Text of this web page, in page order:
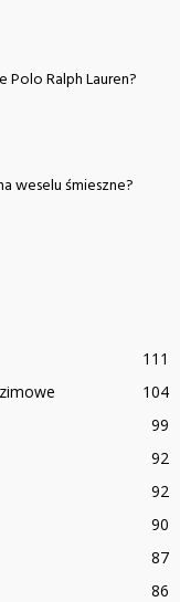
Ralph Lauren?
weselu śmieszne?
111
104
99
92
92
90
87
86